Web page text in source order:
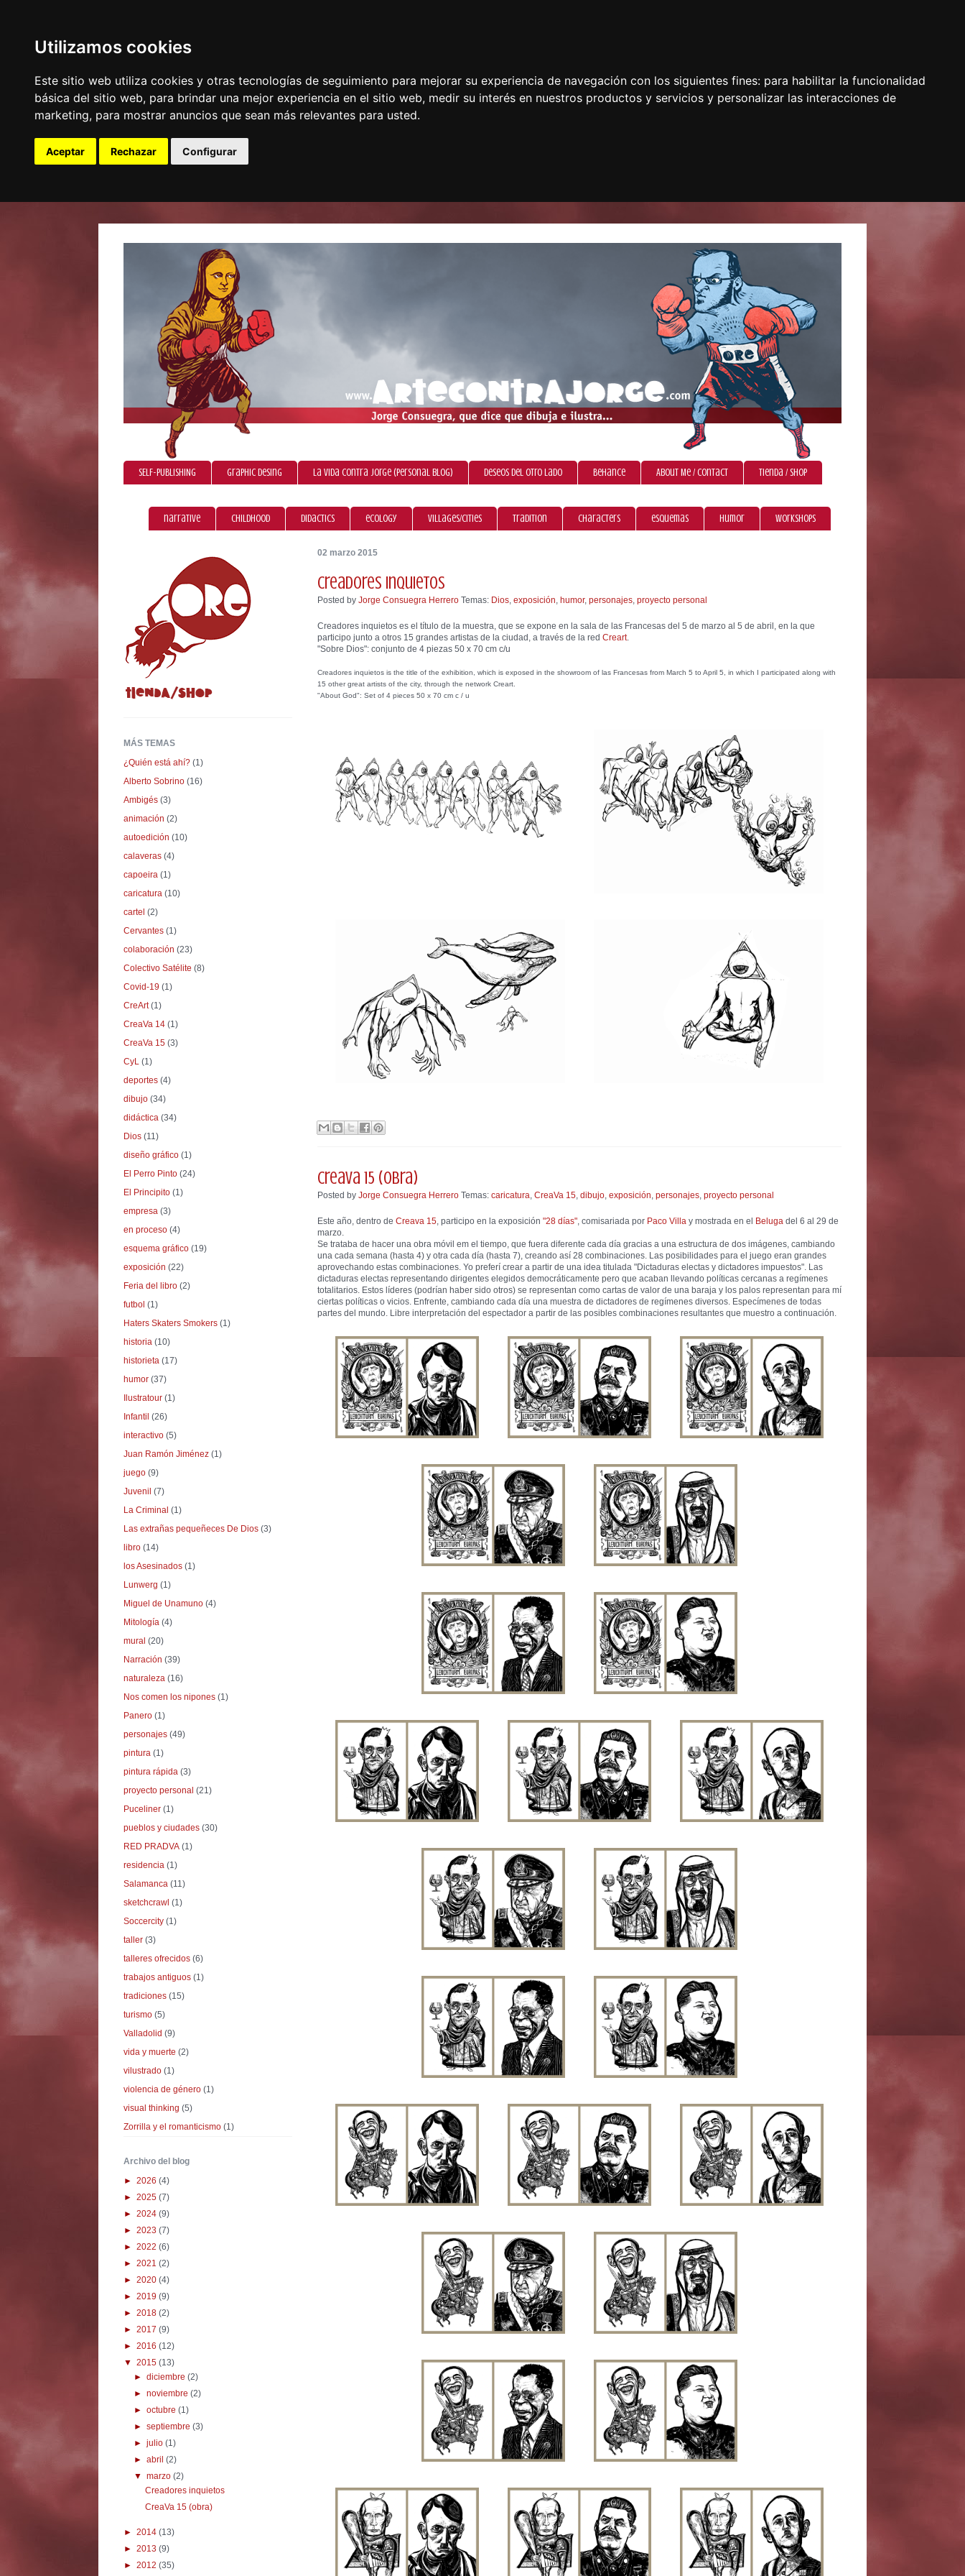
Utilizamos cookies
Este sitio web utiliza cookies y otras tecnologías de seguimiento para mejorar su experiencia de navegación con los siguientes fines: para habilitar la funcionalidad
básica del sitio web, para brindar una mejor experiencia en el sitio web, medir su interés en nuestros productos y servicios y personalizar las interacciones de
marketing, para mostrar anuncios que sean más relevantes para usted.
Aceptar Rechazar Configurar
SELF-PUBLISHING graphic desing La vida contra Jorge (personal blog) Deseos del otro lado Behance About Me / Contact Tienda / Shop
narrative childhood didactics ecology villages/cities tradition characters esquemas humor workshops
02 marzo 2015
Creadores inquietos
Posted by Jorge Consuegra Herrero Temas: Dios exposición humor, personajes proyecto personal
Creadores inquietos es el título de la muestra, que se expone en la sala de las Francesas del 5 de marzo al 5 de abril, en la que
participo junto a otros 15 grandes artistas de la ciudad, a través de la red Creart.
"Sobre Dios": conjunto de 4 piezas 50 x 70 cm c/u
Creadores inquietos is the title of the exhibition, which is exposed in the showroom of las Francesas from March 5 to April 5, in which I participated along with
15 other great artists of the city, through the network Creart.
"About God": Set of 4 pieces 50 x 70 cm c / u
CreaVa 15 (obra)
Posted by Jorge Consuegra Herrero Temas: caricatura CreaVa 15 dibujo exposición personajes proyecto personal
Este año, dentro de Creava 15 , participo en la exposición "28 días" , comisariada por Paco Villa y mostrada en el Beluga del 6 al 29 de
marzo.
Se trataba de hacer una obra móvil em el tiempo, que fuera diferente cada día gracias a una estructura de dos imágenes, cambiando
una cada semana (hasta 4) y otra cada día (hasta 7), creando así 28 combinaciones. Las posibilidades para el juego eran grandes
aprovechando estas combinaciones. Yo preferí crear a partir de una idea titulada "Dictaduras electas y dictadores impuestos". Las
dictaduras electas representando dirigentes elegidos democráticamente pero que acaban llevando políticas cercanas a regímenes
totalitarios. Estos líderes (podrían haber sido otros) se representan como cartas de valor de una baraja y los palos representan para mí
ciertas políticas o vicios. Enfrente, cambiando cada día una muestra de dictadores de regímenes diversos. Especímenes de todas
partes del mundo. Libre interpretación del espectador a partir de las posibles combinaciones resultantes que muestro a continuación.
MÁS TEMAS
¿Quién está ahí? (1)
Alberto Sobrino (16)
Ambigés (3)
animación (2)
autoedición (10)
calaveras (4)
capoeira (1)
caricatura (10)
cartel (2)
Cervantes (1)
colaboración (23)
Colectivo Satélite (8)
Covid-19 (1)
CreArt (1)
CreaVa 14 (1)
CreaVa 15 (3)
CyL (1)
deportes (4)
dibujo (34)
didáctica (34)
Dios (11)
diseño gráfico (1)
El Perro Pinto (24)
El Principito (1)
empresa (3)
en proceso (4)
esquema gráfico (19)
exposición (22)
Feria del libro (2)
futbol (1)
Haters Skaters Smokers (1)
historia (10)
historieta (17)
humor (37)
Ilustratour (1)
Infantil (26)
interactivo (5)
Juan Ramón Jiménez (1)
juego (9)
Juvenil (7)
La Criminal (1)
Las extrañas pequeñeces De Dios (3)
libro (14)
los Asesinados (1)
Lunwerg (1)
Miguel de Unamuno (4)
Mitología (4)
mural (20)
Narración (39)
naturaleza (16)
Nos comen los nipones (1)
Panero (1)
personajes (49)
pintura (1)
pintura rápida (3)
proyecto personal (21)
Puceliner (1)
pueblos y ciudades (30)
RED PRADVA (1)
residencia (1)
Salamanca (11)
sketchcrawl (1)
Soccercity (1)
taller (3)
talleres ofrecidos (6)
trabajos antiguos (1)
tradiciones (15)
turismo (5)
Valladolid (9)
vida y muerte (2)
vilustrado (1)
violencia de género (1)
visual thinking (5)
Zorrilla y el romanticismo (1)
Archivo del blog
► 2026 (4)
► 2025 (7)
► 2024 (9)
► 2023 (7)
► 2022 (6)
► 2021 (2)
► 2020 (4)
► 2019 (9)
► 2018 (2)
► 2017 (9)
► 2016 (12)
▼ 2015 (13)
►diciembre(2)
►noviembre(2)
►octubre(1)
►septiembre(3)
►julio(1)
►abril(2)
▼marzo(2)
Creadores inquietos
CreaVa 15 (obra)
► 2014 (13)
► 2013 (9)
► 2012 (35)